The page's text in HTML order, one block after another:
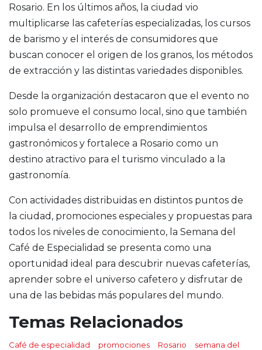
Rosario. En los últimos años, la ciudad vio
multiplicarse las cafeterías especializadas, los cursos
de barismo y el interés de consumidores que
buscan conocer el origen de los granos, los métodos
de extracción y las distintas variedades disponibles.
Desde la organización destacaron que el evento no
solo promueve el consumo local, sino que también
impulsa el desarrollo de emprendimientos
gastronómicos y fortalece a Rosario como un
destino atractivo para el turismo vinculado a la
gastronomía.
Con actividades distribuidas en distintos puntos de
la ciudad, promociones especiales y propuestas para
todos los niveles de conocimiento, la Semana del
Café de Especialidad se presenta como una
oportunidad ideal para descubrir nuevas cafeterías,
aprender sobre el universo cafetero y disfrutar de
una de las bebidas más populares del mundo.
Temas Relacionados
Café de especialidad promociones Rosario
semana del